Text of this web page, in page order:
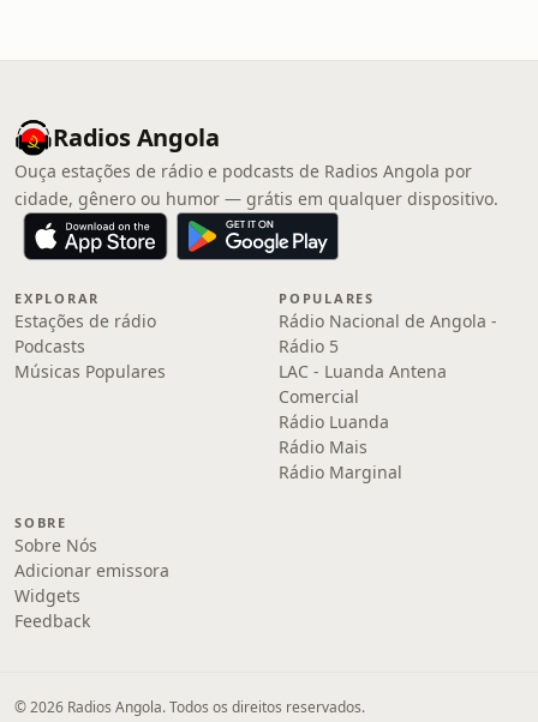
Radios Angola
Ouça estações de rádio e podcasts de Radios Angola por
cidade, gênero ou humor — grátis em qualquer dispositivo.
EXPLORAR
Estações de rádio
Podcasts
Músicas Populares
POPULARES
Rádio Nacional de Angola -
Rádio 5
LAC - Luanda Antena
Comercial
Rádio Luanda
Rádio Mais
Rádio Marginal
SOBRE
Sobre Nós
Adicionar emissora
Widgets
Feedback
© 2026 Radios Angola. Todos os direitos reservados.